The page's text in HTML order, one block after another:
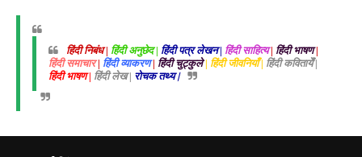
हिंदी निबंध | हिंदी अनुछेद | हिंदी पत्र लेखन | हिंदी साहित्य| हिंदी भाषण|
हिंदी समाचार| हिंदी व्याकरण| हिंदी चुट्कुले| हिंदी जीवनियाँ | हिंदी कवितायेँ |
हिंदी भाषण | हिंदी लेख | रोचक तथ्य |